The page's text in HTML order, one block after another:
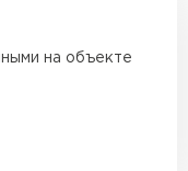
на объекте